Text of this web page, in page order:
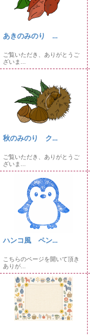
あきのみのり ...
ご覧いただき、ありがとうご
ざいま...
秋のみのり ク...
ご覧いただき、ありがとうご
ざいま...
ハンコ風 ペン...
こちらのページを開いて頂き
ありが...